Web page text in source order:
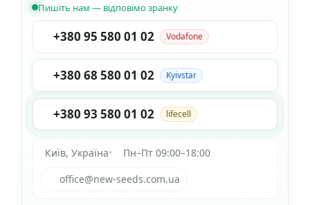
Пишіть нам — відповімо зранку
+380 95 580 01 02 Vodafone
+380 68 580 01 02 Kyivstar
+380 93 580 01 02 lifecell
Київ, Україна•
Пн–Пт 09:00–18:00
office@new-seeds.com.ua